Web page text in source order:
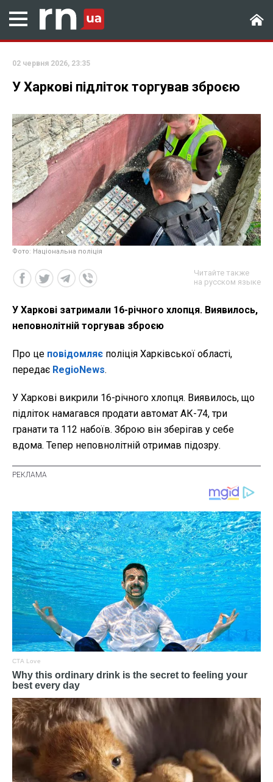
02 червня 2026, 23:35
У Харкові підліток торгував зброєю
Фото: Національна поліція
Читайте также
на русском языке
У Харкові затримали 16-річного хлопця. Виявилось,
неповнолітній торгував зброєю
Про це повідомляє поліція Харківської області,
передає RegioNews.
У Харкові викрили 16-річного хлопця. Виявилось, що
підліток намагався продати автомат АК-74, три
гранати та 112 набоїв. Зброю він зберігав у себе
вдома. Тепер неповнолітній отримав підозру.